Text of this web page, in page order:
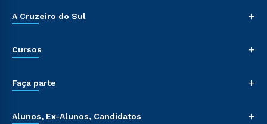
A Cruzeiro do Sul +
Cursos +
Faça parte +
Alunos, Ex-Alunos, Candidatos +